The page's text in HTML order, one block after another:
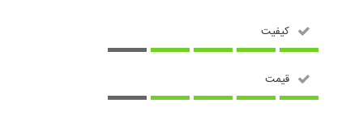
کیفیت
قیمت